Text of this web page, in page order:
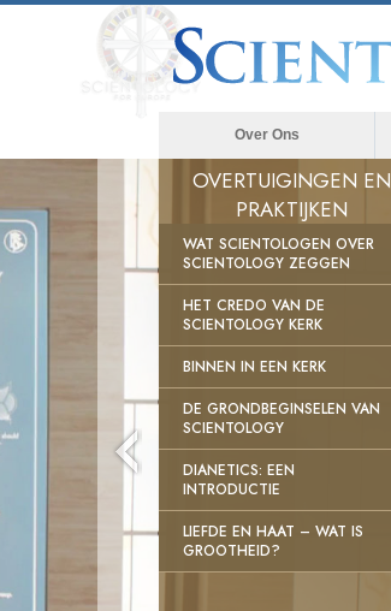
Over Ons
OVERTUIGINGEN EN
PRAKTIJKEN
WAT SCIENTOLOGEN OVER
SCIENTOLOGY ZEGGEN
HET CREDO VAN DE
SCIENTOLOGY KERK
BINNEN IN EEN KERK
DE GRONDBEGINSELEN VAN
SCIENTOLOGY
DIANETICS: EEN
INTRODUCTIE
LIEFDE EN HAAT – WAT IS
GROOTHEID?